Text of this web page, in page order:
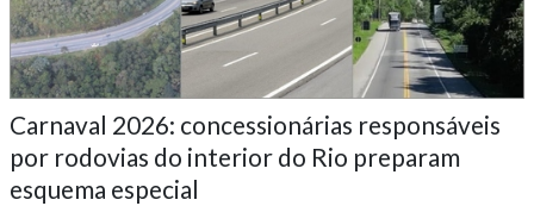
Carnaval 2026: concessionárias responsáveis
por rodovias do interior do Rio preparam
esquema especial